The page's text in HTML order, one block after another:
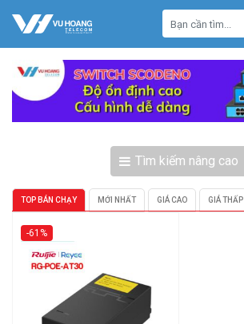
Tìm kiếm nâng cao
TOP BÁN CHẠY MỚI NHẤT GIÁ CAO GIÁ THẤP
-61%